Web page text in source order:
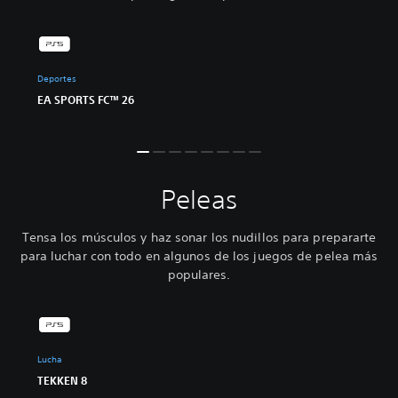
Deportes
EA SPORTS FC™ 26
Peleas
Tensa los músculos y haz sonar los nudillos para prepararte
para luchar con todo en algunos de los juegos de pelea más
populares.
Lucha
TEKKEN 8